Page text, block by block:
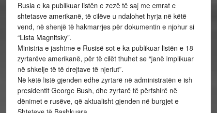
Rusia e ka publikuar listën e zezë të saj me emrat e
shtetasve amerikanë, të cilëve u ndalohet hyrja në këtë
vend, në shenjë të hakmarrjes për dokumentin e njohur si
“Lista Magnitsky”.
Ministria e jashtme e Rusisë sot e ka publikuar listën e 18
zyrtarëve amerikanë, për të cilët thuhet se “janë implikuar
në shkelje të të drejtave të njeriut”.
Në këtë listë gjenden edhe zyrtarë në administratën e ish
presidentit George Bush, dhe zyrtarë të përfshirë në
dënimet e rusëve, që aktualisht gjenden në burgjet e